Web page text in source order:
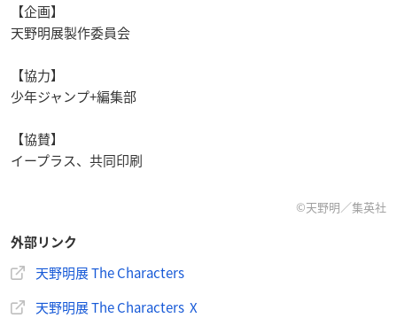
【企画】
天野明展製作委員会
【協力】
少年ジャンプ+編集部
【協賛】
イープラス、共同印刷
©天野明／集英社
外部リンク
天野明展 The Characters
天野明展 The Characters X